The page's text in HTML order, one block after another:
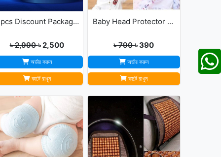
3pcs Discount Package (Dua Door Bell, Islamic Calling Bell, Plug In Quran)
৳ 2,990৳ 2,500
অর্ডার করুন
কার্টে রাখুন
Baby Head Protector Cap Child Walking Safety
৳ 790৳ 390
অর্ডার করুন
কার্টে রাখুন